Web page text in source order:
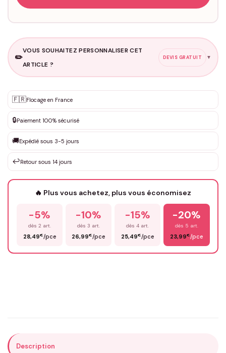
✏️
VOUS SOUHAITEZ PERSONNALISER CET
ARTICLE ?
DEVIS GRATUIT ▼
✨ Personnalisation sur mesure
DEVIS GRATUIT · Personnalisation de 3 à 10€ selon la demande
Que souhaitez-vous ?*
Votre texte / idée*
Prénom*
🇫🇷Flocage en France
🔒Paiement 100% sécurisé
🚚Expédié sous 3-5 jours
↩️Retour sous 14 jours
🔥 Plus vous achetez, plus vous économisez
-5%
dès 2 art.
28,49€/pce
-10%
dès 3 art.
26,99€/pce
-15%
dès 4 art.
25,49€/pce
-20%
dès 5 art.
23,99€/pce
Description